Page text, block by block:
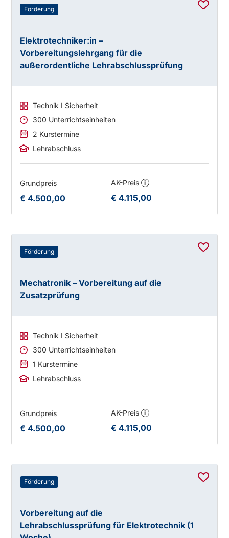
Förderung
Elektrotechniker:in –
Vorbereitungslehrgang für die
außerordentliche Lehrabschlussprüfung
Technik I Sicherheit
300 Unterrichtseinheiten
2 Kurstermine
Lehrabschluss
Grundpreis
€ 4.500,00
AK-Preis i
€ 4.115,00
Förderung
Mechatronik – Vorbereitung auf die
Zusatzprüfung
Technik I Sicherheit
300 Unterrichtseinheiten
1 Kurstermine
Lehrabschluss
Grundpreis
€ 4.500,00
AK-Preis i
€ 4.115,00
Förderung
Vorbereitung auf die
Lehrabschlussprüfung für Elektrotechnik (1